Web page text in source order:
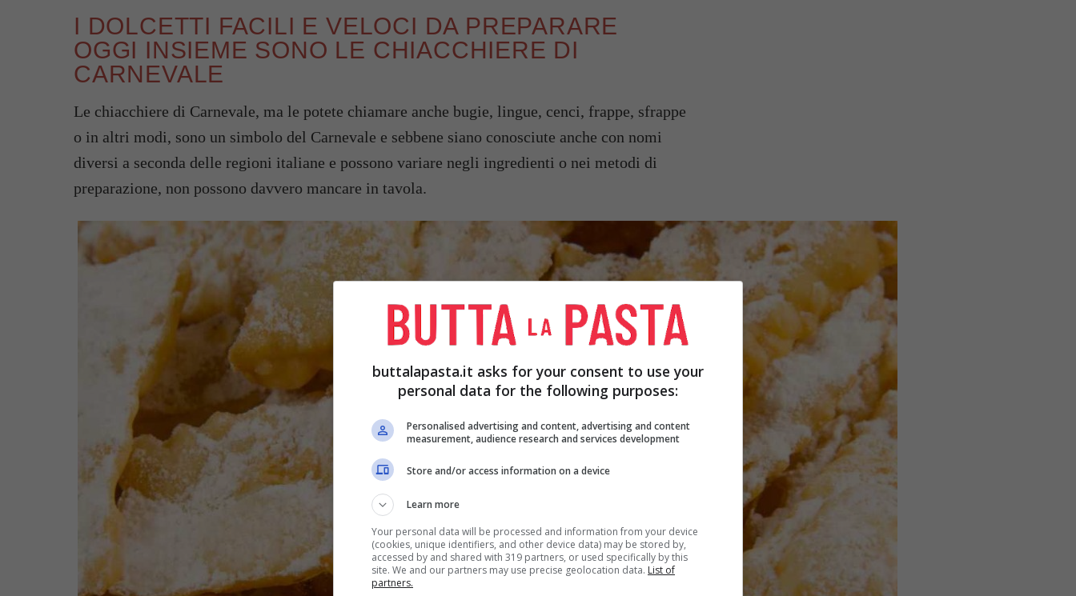
I DOLCETTI FACILI E VELOCI DA PREPARARE
OGGI INSIEME SONO LE CHIACCHIERE DI
CARNEVALE
Le chiacchiere di Carnevale, ma le potete chiamare anche bugie, lingue, cenci, frappe, sfrappe
o in altri modi, sono un simbolo del Carnevale e sebbene siano conosciute anche con nomi
diversi a seconda delle regioni italiane e possono variare negli ingredienti o nei metodi di
preparazione, non possono davvero mancare in tavola.
buttalapasta.it asks for your consent to use your
personal data for the following purposes:
Personalised advertising and content, advertising and content
measurement, audience research and services development
Store and/or access information on a device
Learn more
Your personal data will be processed and information from your device
(cookies, unique identifiers, and other device data) may be stored by,
accessed by and shared with 319 partners, or used specifically by this
site. We and our partners may use precise geolocation data. List of
partners.